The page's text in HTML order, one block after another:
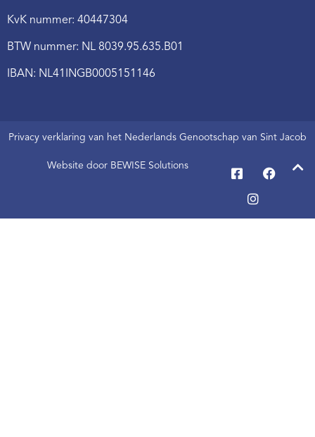
KvK nummer: 40447304
BTW nummer: NL 8039.95.635.B01
IBAN: NL41INGB0005151146
Privacy verklaring van het Nederlands Genootschap van Sint Jacob
Website door BEWISE Solutions